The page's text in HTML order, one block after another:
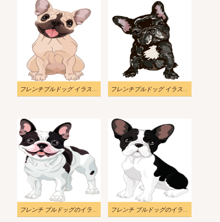
フレンチブルドッグ イラスト 無料 フレンチブルドッグ イラストイメージ
フレンチ ブルドッグのイラスト png フレンチ ブルドッグのイラスト